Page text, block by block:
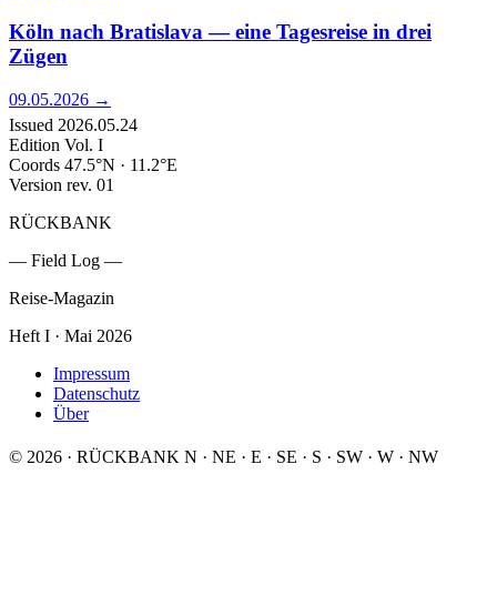
Köln nach Bratislava — eine Tagesreise in drei
Zügen
09.05.2026 →
Issued 2026.05.24
Edition Vol. I
Coords 47.5°N · 11.2°E
Version rev. 01
RÜCKBANK
— Field Log —
Reise-Magazin
Heft I · Mai 2026
Impressum
Datenschutz
Über
© 2026 · RÜCKBANK N · NE · E · SE · S · SW · W · NW